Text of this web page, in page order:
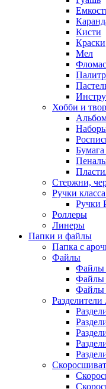
Кисти
Краски
Мел
Хобби и
Стержни,
Ручки
Ручки
Роллеры
Линеры
Папки и файлы
Папка с
Файлы
Файлы
Файлы
Файлы
Разделители